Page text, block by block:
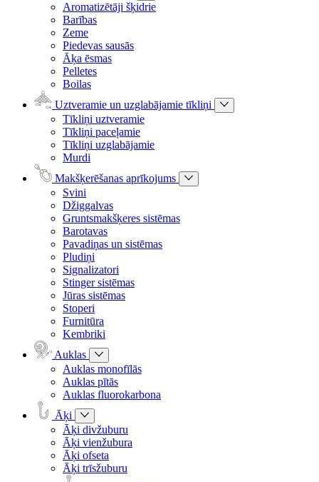
Aromatizētāji šķidrie
Barības
Zeme
Piedevas sausās
Āķa ēsmas
Pelletes
Boilas
Uztveramie un uzglabājamie tīkliņi
Tīkliņi uztveramie
Tīkliņi paceļamie
Tīkliņi uzglabājamie
Murdi
Makšķerēšanas aprīkojums
Svini
Džiggalvas
Gruntsmakšķeres sistēmas
Barotavas
Pavadiņas un sistēmas
Pludiņi
Signalizatori
Stinger sistēmas
Jūras sistēmas
Stoperi
Furnitūra
Kembriki
Auklas
Auklas monofīlās
Auklas pītās
Auklas fluorokarbona
Āķi
Āķi divžuburu
Āķi vienžubura
Āķi ofseta
Āķi trīsžuburu